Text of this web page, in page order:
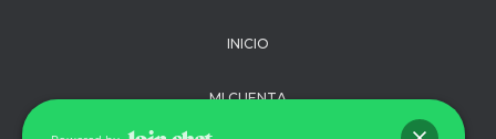
INICIO
MI CUENTA